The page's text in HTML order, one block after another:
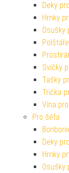
Deky
Hrnky
Osušky
Svíčky
Tašky
Trička
Vína
Pro šéfa
Deky
Hrnky
Osušky